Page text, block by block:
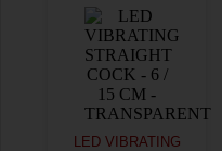
LED VIBRATING